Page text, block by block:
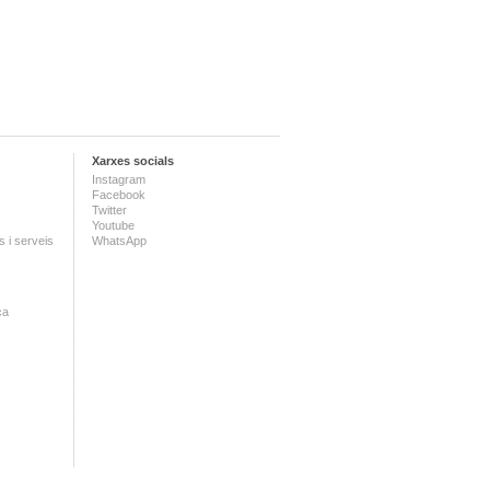
i serveis
Xarxes socials
Instagram
Facebook
Twitter
Youtube
WhatsApp